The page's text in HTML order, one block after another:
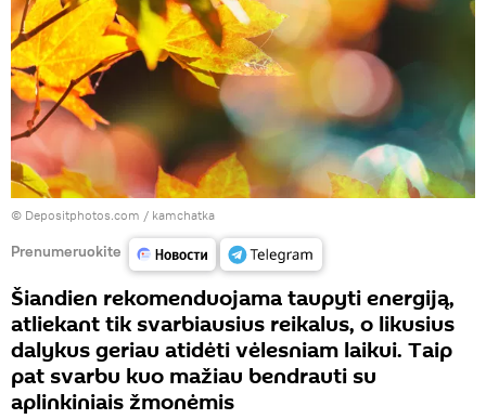
© Depositphotos.com / kamchatka
Prenumeruokite
Šiandien rekomenduojama taupyti energiją,
atliekant tik svarbiausius reikalus, o likusius
dalykus geriau atidėti vėlesniam laikui. Taip
pat svarbu kuo mažiau bendrauti su
aplinkiniais žmonėmis